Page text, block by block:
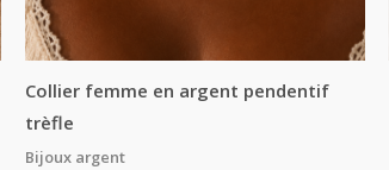
Collier femme en argent pendentif
trèfle
Bijoux argent